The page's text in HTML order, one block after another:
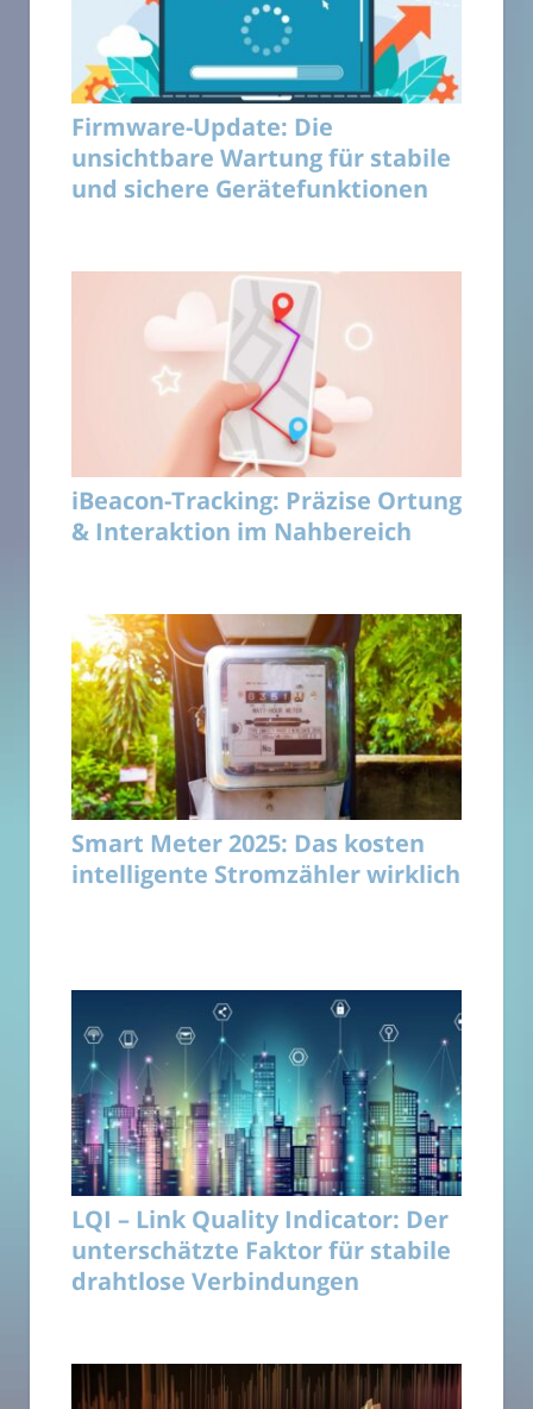
Firmware-Update: Die
unsichtbare Wartung für stabile
und sichere Gerätefunktionen
iBeacon-Tracking: Präzise Ortung
& Interaktion im Nahbereich
Smart Meter 2025: Das kosten
intelligente Stromzähler wirklich
LQI – Link Quality Indicator: Der
unterschätzte Faktor für stabile
drahtlose Verbindungen